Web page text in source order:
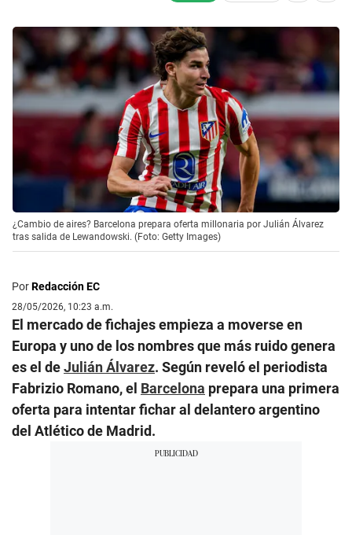
¿Cambio de aires? Barcelona prepara oferta millonaria por Julián Álvarez
tras salida de Lewandowski. (Foto: Getty Images)
PorRedacción EC
28/05/2026, 10:23 a.m.
El mercado de fichajes empieza a moverse en
Europa y uno de los nombres que más ruido genera
es el deJulián Álvarez. Según reveló el periodista
Fabrizio Romano, el Barcelona prepara una primera
oferta para intentar fichar al delantero argentino
del Atlético de Madrid.